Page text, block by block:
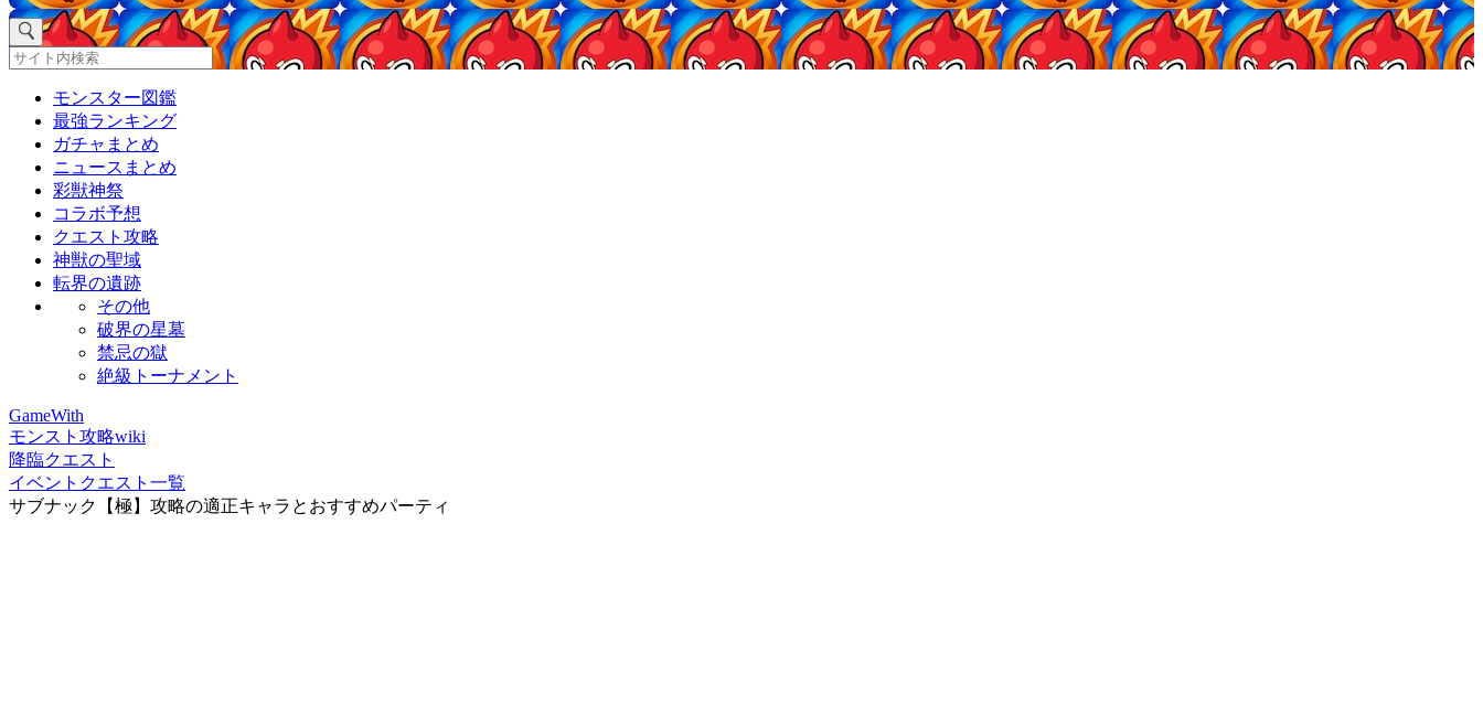
モンスター図鑑
最強ランキング
ガチャまとめ
ニュースまとめ
彩獣神祭
コラボ予想
クエスト攻略
神獣の聖域
転界の遺跡
その他
破界の星墓
禁忌の獄
絶級トーナメント
GameWith
モンスト攻略wiki
降臨クエスト
イベントクエスト一覧
サブナック【極】攻略の適正キャラとおすすめパーティ